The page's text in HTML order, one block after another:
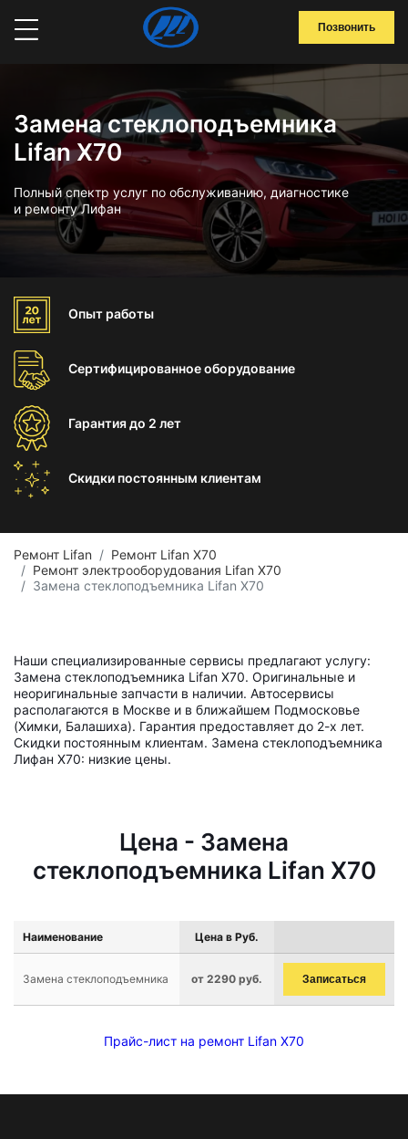
Позвонить
Замена стеклоподъемника
Lifan X70
Полный спектр услуг по обслуживанию, диагностике
и ремонту Лифан
Опыт работы
Сертифицированноеоборудование
Гарантиядо 2 лет
Скидки постоянным клиентам
Ремонт Lifan
Ремонт Lifan X70
Ремонт электрооборудования Lifan X70
Замена стеклоподъемника Lifan X70
Наши специализированные сервисы предлагают услугу:
Замена стеклоподъемника Lifan X70. Оригинальные и
неоригинальные запчасти в наличии. Автосервисы
располагаются в Москве и в ближайшем Подмосковье
(Химки, Балашиха). Гарантия предоставляет до 2-х лет.
Скидки постоянным клиентам. Замена стеклоподъемника
Лифан X70: низкие цены.
Цена - Замена
стеклоподъемника Lifan X70
Наименование Цена в Руб.
Замена стеклоподъемника от 2290 руб. Записаться
Прайс-лист на ремонт Lifan X70